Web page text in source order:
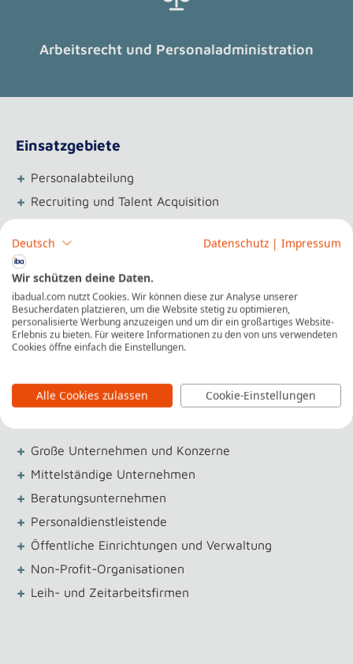
Arbeitsrecht und Personaladministration
Einsatzgebiete
+ Personalabteilung
+ Recruiting und Talent Acquisition
+
+ Personalmarketing
+ Arbeitsrecht und Compliance
+ Compensation und Benefits
+ Organisationsentwicklung und Changemanagement
+ Betriebsrat und Mitarbeitendenvertretung
+ Große Unternehmen und Konzerne
+ Mittelständige Unternehmen
+ Beratungsunternehmen
+ Personaldienstleistende
+ Öffentliche Einrichtungen und Verwaltung
+ Non-Profit-Organisationen
+ Leih- und Zeitarbeitsfirmen
Deutsch Datenschutz | Impressum
Wir schützen deine Daten.
ibadual.com nutzt Cookies. Wir können diese zur Analyse unserer
Besucherdaten platzieren, um die Website stetig zu optimieren,
personalisierte Werbung anzuzeigen und um dir ein großartiges Website-
Erlebnis zu bieten. Für weitere Informationen zu den von uns verwendeten
Cookies öffne einfach die Einstellungen.
Alle Cookies zulassen Cookie-Einstellungen